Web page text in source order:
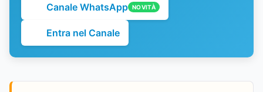
Canale WhatsApp NOVITÀ
Entra nel Canale